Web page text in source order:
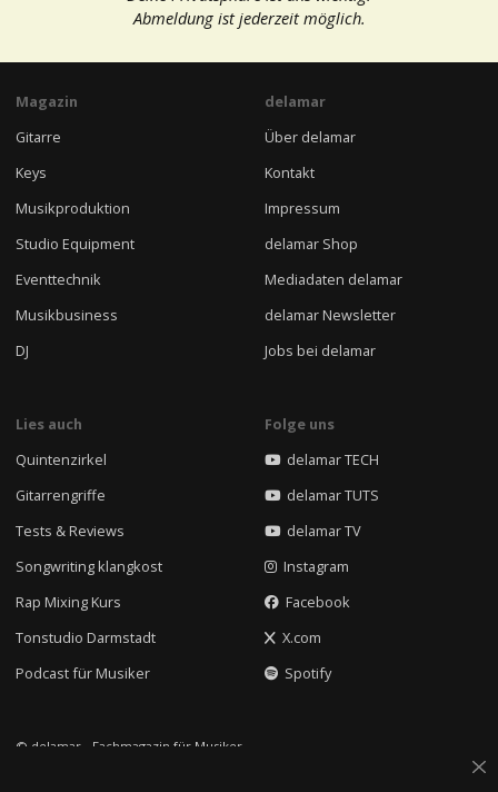
Abmeldung ist jederzeit möglich.
Magazin
Gitarre
Keys
Musikproduktion
Studio Equipment
Eventtechnik
Musikbusiness
DJ
delamar
Über delamar
Kontakt
Impressum
delamar Shop
Mediadaten delamar
delamar Newsletter
Jobs bei delamar
Lies auch
Quintenzirkel
Gitarrengriffe
Tests & Reviews
Songwriting klangkost
Rap Mixing Kurs
Tonstudio Darmstadt
Podcast für Musiker
Folge uns
delamar TECH
delamar TUTS
delamar TV
Instagram
Facebook
X.com
Spotify
© delamar - Fachmagazin für Musiker